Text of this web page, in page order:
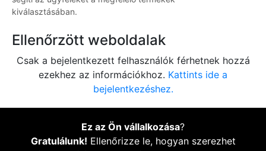
kiválasztásában.
Ellenőrzött weboldalak
Csak a bejelentkezett felhasználók férhetnek hozzá
ezekhez az információkhoz. Kattints ide a
bejelentkezéshez.
Ez az Ön vállalkozása?
Gratulálunk! Ellenőrizze le, hogyan szerezhet